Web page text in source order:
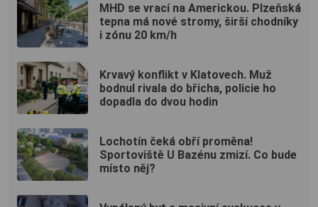
MHD se vrací na Americkou. Plzeňská
tepna má nové stromy, širší chodníky
i zónu 20 km/h
Krvavý konflikt v Klatovech. Muž
bodnul rivala do břicha, policie ho
dopadla do dvou hodin
Lochotín čeká obří proměna!
Sportoviště U Bazénu zmizí. Co bude
místo něj?